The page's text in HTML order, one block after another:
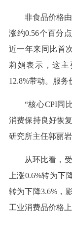
非食品价格
涨约0.56个百分
近一年来同比首
莉娟表示，这主
12.8%带动。服务
“核心CPI同
消费保持良好恢
研究所主任郭丽岩
从环比看，
上涨0.6%转为下
转为下降3.6%，
工业消费品价格